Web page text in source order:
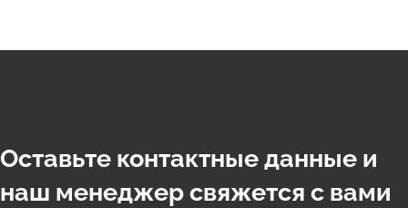
Оставьте контактные данные и
наш менеджер свяжется с вами